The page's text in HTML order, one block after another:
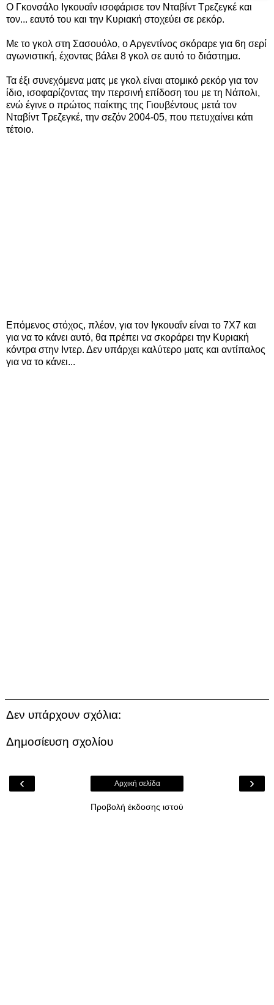
Ο Γκονσάλο Ιγκουαΐν ισοφάρισε τον Νταβίντ Τρεζεγκέ και
τον... εαυτό του και την Κυριακή στοχεύει σε ρεκόρ.
Με το γκολ στη Σασουόλο, ο Αργεντίνος σκόραρε για 6η σερί
αγωνιστική, έχοντας βάλει 8 γκολ σε αυτό το διάστημα.
Τα έξι συνεχόμενα ματς με γκολ είναι ατομικό ρεκόρ για τον
ίδιο, ισοφαρίζοντας την περσινή επίδοση του με τη Νάπολι,
ενώ έγινε ο πρώτος παίκτης της Γιουβέντους μετά τον
Νταβίντ Τρεζεγκέ, την σεζόν 2004-05, που πετυχαίνει κάτι
τέτοιο.
Επόμενος στόχος, πλέον, για τον Ιγκουαΐν είναι το 7Χ7 και
για να το κάνει αυτό, θα πρέπει να σκοράρει την Κυριακή
κόντρα στην Ιντερ. Δεν υπάρχει καλύτερο ματς και αντίπαλος
για να το κάνει...
Δεν υπάρχουν σχόλια:
Δημοσίευση σχολίου
‹ ›
Αρχική σελίδα
Προβολή έκδοσης ιστού